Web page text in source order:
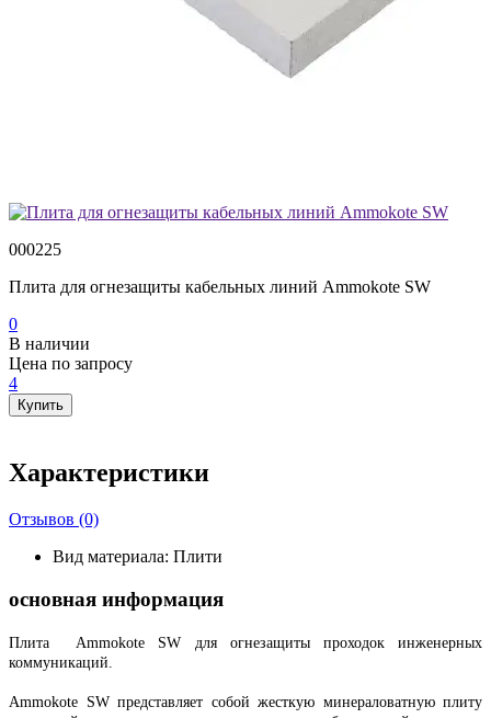
000225
Плита для огнезащиты кабельных линий Ammokote SW
0
В наличии
Цена по запросу
4
Купить
Характеристики
Отзывов (0)
Вид материала: Плити
основная информация
Плита Ammokote SW для огнезащиты проходок инженерных
коммуникаций.
Ammokote SW представляет собой жесткую минераловатную плиту